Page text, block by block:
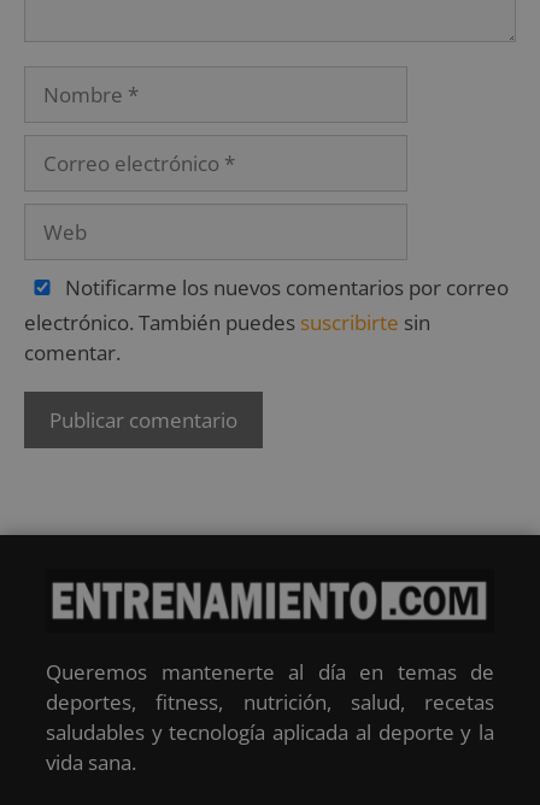
Notificarme los nuevos comentarios por correo
electrónico. También puedes suscribirte sin
comentar.
Queremos mantenerte al día en temas de
deportes, fitness, nutrición, salud, recetas
saludables y tecnología aplicada al deporte y la
vida sana.